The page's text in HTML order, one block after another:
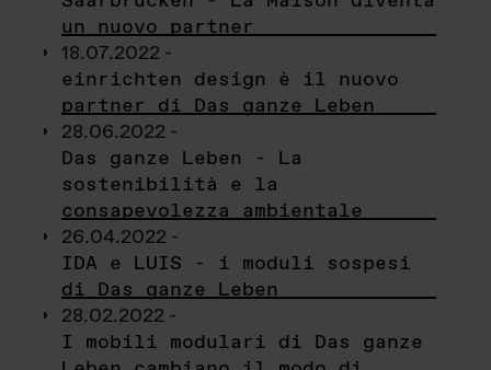
un nuovo partner
18.07.2022 -
einrichten design è il nuovo
partner di Das ganze Leben
28.06.2022 -
Das ganze Leben - La
sostenibilità e la
consapevolezza ambientale
26.04.2022 -
IDA e LUIS - i moduli sospesi
di Das ganze Leben
28.02.2022 -
I mobili modulari di Das ganze